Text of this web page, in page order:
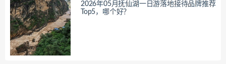
2026年05月抚仙湖一日游落地接待品牌推荐
Top5，哪个好？